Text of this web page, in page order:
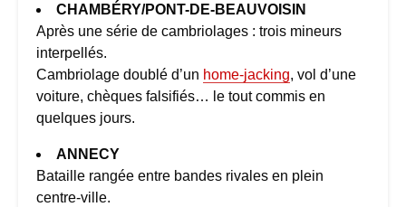
CHAMBÉRY/PONT-DE-BEAUVOISIN
Après une série de cambriolages : trois mineurs
interpellés.
Cambriolage doublé d’un home-jacking, vol d’une
voiture, chèques falsifiés… le tout commis en
quelques jours.
ANNECY
Bataille rangée entre bandes rivales en plein
centre-ville.